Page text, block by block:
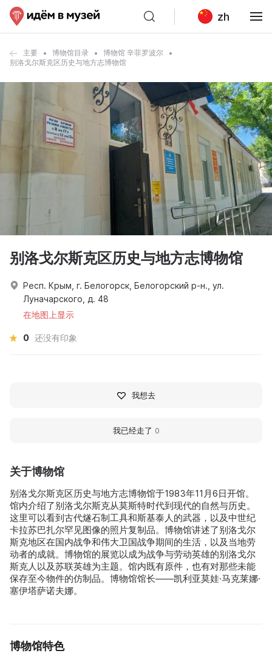
zh
主要 博物馆目录
博物馆 辛菲罗波尔
别洛戈尔斯克区历史与地方志博物馆
关于博物馆
别洛戈尔斯克区历史与地方志博物馆于1983年11月6日开馆。
馆内介绍了别洛戈尔斯克从莫斯特时代到现代的自然与历史。
这里可以看到古代燧石制工具和斯基泰人的武器，以及中世纪
卡拉苏巴扎尔罕见图像的照片复制品。博物馆讲述了别洛戈尔
斯克地区在国内战争和伟大卫国战争期间的生活，以及当地劳
动者的成就。博物馆的展览以成为战争与劳动英雄的别洛戈尔
斯克人以及苏联英雄为主题。馆内既有原件，也有对那些未能
保存至今物件的仿制品。博物馆馆长——凯利亚莫娃·马克莱娜·
塞伊塔萨诺夫娜。
博物馆特色
别洛戈尔斯克区历史与地方志博物馆
Респ. Крым, г. Белогорск, Белогорский р-н., ул.
Луначарского, д. 48
在地图上显示
0 还没有印象
我想去
我已经走了 0